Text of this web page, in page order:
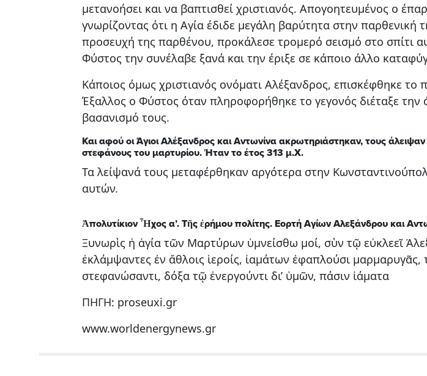
μετανοήσει και να βαπτισθεί χριστιανός. Απογοητευμένος ο
γνωρίζοντας ότι η Αγία έδιδε μεγάλη βαρύτητα στην παρθενική
προσευχή της παρθένου, προκάλεσε τρομερό σεισμό στο σπίτι
Φύστος την συνέλαβε ξανά και την έριξε σε κάποιο άλλο
Κάποιος όμως χριστιανός ονόματι Αλέξανδρος, επισκέφθηκε το
Έξαλλος ο Φύστος όταν πληροφορήθηκε το γεγονός διέταξε
βασανισμό τους.
Και αφού οι Άγιοι Αλέξανδρος και Αντωνίνα ακρωτηριάστηκαν, τους
στεφάνους του μαρτυρίου. Ήταν το έτος 313 μ.Χ.
Τα λείψανά τους μεταφέρθηκαν αργότερα στην
αυτών.
Ἀπολυτίκιον Ἦχος α’. Τῆς ἐρήμου πολίτης. Εορτή Αγίων Αλεξάνδρου και
Ξυνωρὶς ἡ ἁγία τῶν Μαρτύρων ὑμνείσθω μοί, σὺν τῷ εὐκλεεῖ
ἐκλάμψαντες ἐν ἄθλοις ἱεροίς, ἰαμάτων ἐφαπλούσι
στεφανώσαντι, δόξα τῷ ἐνεργούντι δι’ ὑμῶν, πάσιν ἰάματα
ΠΗΓΗ: proseuxi.gr
www.worldenergynews.gr